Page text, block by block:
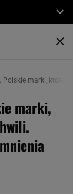
Polskie marki, które
marki,